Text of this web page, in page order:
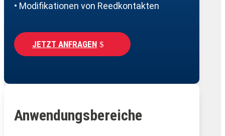
• Modifikationen von Reedkontakten
JETZT ANFRAGEN
Anwendungsbereiche